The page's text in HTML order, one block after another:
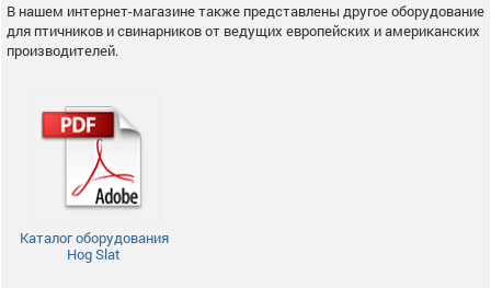
В нашем интернет-магазине также представлены другое оборудование
для птичников и свинарников от ведущих европейских и американских
производителей.
Каталог оборудования
Hog Slat